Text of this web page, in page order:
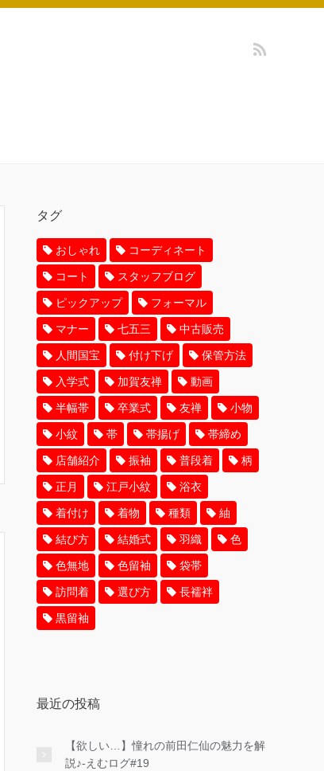
タグ
おしゃれ コーディネート
コート スタッフブログ
ピックアップ フォーマル
マナー 七五三 中古販売
人間国宝 付け下げ 保管方法
入学式 加賀友禅 動画
半幅帯 卒業式 友禅 小物
小紋 帯 帯揚げ 帯締め
店舗紹介 振袖 普段着 柄
正月 江戸小紋 浴衣
着付け 着物 種類 紬
結び方 結婚式 羽織 色
色無地 色留袖 袋帯
訪問着 選び方 長襦袢
黒留袖
最近の投稿
【欲しい…】憧れの前田仁仙の魅力を解
説♪-えむログ#19